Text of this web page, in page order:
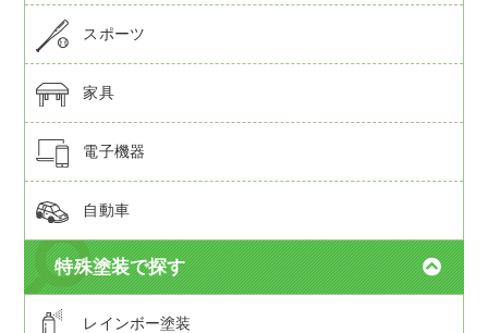
スポーツ
家具
電子機器
自動車
特殊塗装で探す
レインボー塗装